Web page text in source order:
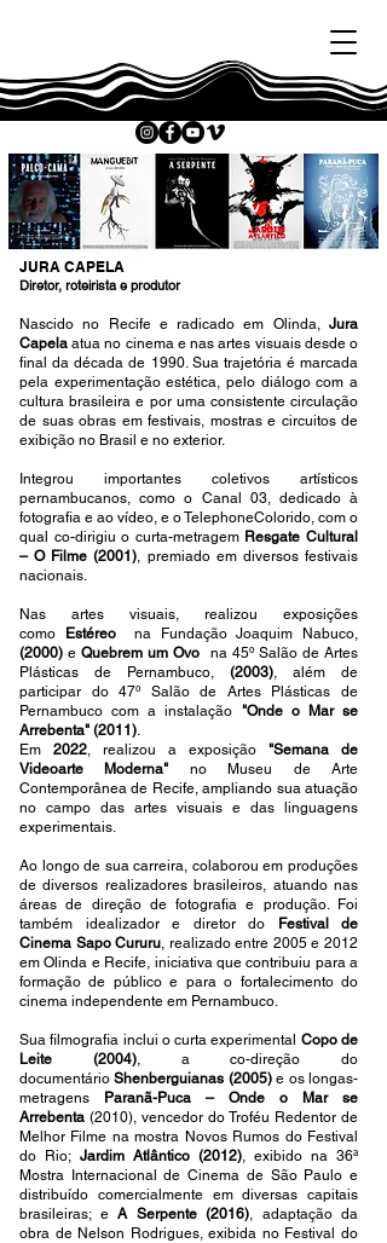
JURA CAPELA
Diretor, roteirista e produtor
Nascido no Recife e radicado em Olinda, Jura
Capela atua no cinema e nas artes visuais desde o
final da década de 1990. Sua trajetória é marcada
pela experimentação estética, pelo diálogo com a
cultura brasileira e por uma consistente circulação
de suas obras em festivais, mostras e circuitos de
exibição no Brasil e no exterior.
Integrou importantes coletivos artísticos
pernambucanos, como o Canal 03, dedicado à
fotografia e ao vídeo, e o TelephoneColorido, com o
qual co-dirigiu o curta-metragem Resgate Cultural
– O Filme (2001), premiado em diversos festivais
nacionais.
Nas artes visuais, realizou exposições
como
Estéreona Fundação Joaquim Nabuco,
(2000) eQuebrem um Ovo na 45º Salão de Artes
Plásticas de Pernambuco, (2003), além de
participar do 47º Salão de Artes Plásticas de
Pernambuco com a instalação "Onde o Mar se
Arrebenta" (2011).
Em 2022, realizou a exposição "Semana de
Videoarte Moderna" no Museu de Arte
Contemporânea de Recife, ampliando sua atuação
no campo das artes visuais e das linguagens
experimentais.
Ao longo de sua carreira, colaborou em produções
de diversos realizadores brasileiros, atuando nas
áreas de direção de fotografia e produção. Foi
também idealizador e diretor do
Festival de
Cinema Sapo Cururu, realizado entre 2005 e 2012
em Olinda e Recife, iniciativa que contribuiu para a
formação de público e para o fortalecimento do
cinema independente em Pernambuco.
Sua filmografia inclui o curta experimental Copo de
Leite
(2004), a co-direção do
documentárioShenberguianas (2005)e os longas-
metragens
Paranã-Puca – Onde o Mar se
Arrebenta (2010), vencedor do Troféu Redentor de
Melhor Filme na mostra Novos Rumos do Festival
do Rio; Jardim Atlântico (2012), exibido na 36ª
Mostra Internacional de Cinema de São Paulo e
distribuído comercialmente em diversas capitais
brasileiras; e A Serpente (2016), adaptação da
obra de Nelson Rodrigues, exibida no Festival do